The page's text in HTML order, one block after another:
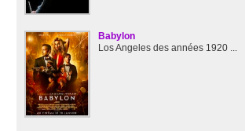
Babylon
Los Angeles des années 1920 ...